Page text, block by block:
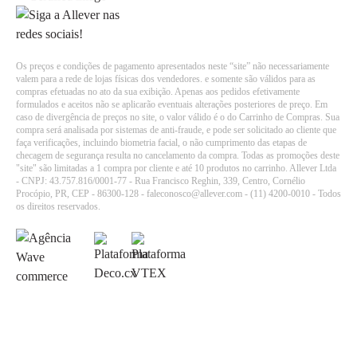
Os preços e condições de pagamento apresentados neste “site” não necessariamente
valem para a rede de lojas físicas dos vendedores. e somente são válidos para as
compras efetuadas no ato da sua exibição. Apenas aos pedidos efetivamente
formulados e aceitos não se aplicarão eventuais alterações posteriores de preço. Em
caso de divergência de preços no site, o valor válido é o do Carrinho de Compras. Sua
compra será analisada por sistemas de anti-fraude, e pode ser solicitado ao cliente que
faça verificações, incluindo biometria facial, o não cumprimento das etapas de
checagem de segurança resulta no cancelamento da compra. Todas as promoções deste
"site" são limitadas a 1 compra por cliente e até 10 produtos no carrinho. Allever Ltda
- CNPJ: 43.757.816/0001-77 - Rua Francisco Reghin, 339, Centro, Cornélio
Procópio, PR, CEP - 86300-128 - faleconosco@allever.com - (11) 4200-0010 - Todos
os direitos reservados.